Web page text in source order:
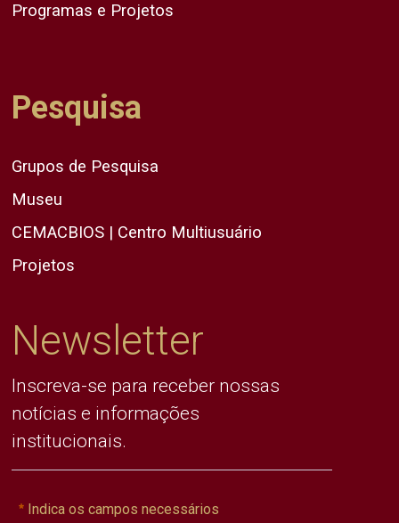
Programas e Projetos
Pesquisa
Grupos de Pesquisa
Museu
CEMACBIOS | Centro Multiusuário
Projetos
Newsletter
Inscreva-se para receber nossas
notícias e informações
institucionais.
Indica os campos necessários